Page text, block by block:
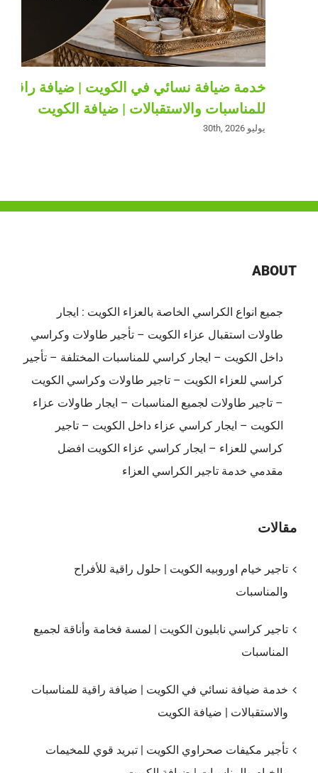
خدمة ضيافة نسائي في الكويت | ضيافة راقية
للمناسبات والاستقبالات | ضيافة الكويت
يوليو 30th, 2026
ABOUT
جميع انواع الكراسي الخاصة بالعزاء الكويت : ايجار
طاولات استقبال عزاء الكويت – تأجير طاولات وكراسي
داخل الكويت – ايجار كراسي للمناسبات المختلفة – تأجير
كراسي للعزاء الكويت – تاجير طاولات وكراسي الكويت
– تاجير طاولات لجميع المناسبات – ايجار طاولات عزاء
الكويت – ايجار كراسي عزاء داخل الكويت – تاجير
كراسي للعزاء – ايجار كراسي عزاء الكويت افضل
مقدمي خدمة تاجير الكراسي العزاء
مقالات
تاجير خيام اوروبيه الكويت | حلول راقية للأفراح
والمناسبات
تاجير كراسي نابليون الكويت | لمسة فخامة وأناقة لجميع
المناسبات
خدمة ضيافة نسائي في الكويت | ضيافة راقية للمناسبات
والاستقبالات | ضيافة الكويت
تأجير مكيفات صحراوي الكويت | تبريد قوي للمخيمات